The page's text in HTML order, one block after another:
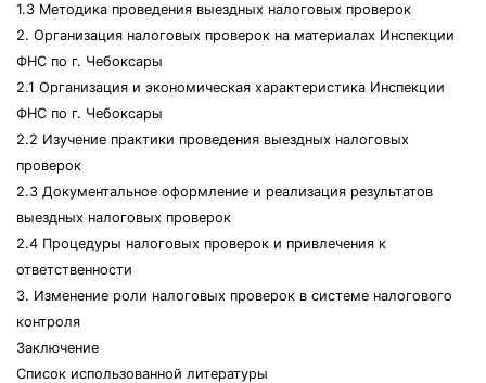
1.3 Методика проведения выездных налоговых проверок
2. Организация налоговых проверок на материалах Инспекции
ФНС по г. Чебоксары
2.1 Организация и экономическая характеристика Инспекции
ФНС по г. Чебоксары
2.2 Изучение практики проведения выездных налоговых
проверок
2.3 Документальное оформление и реализация результатов
выездных налоговых проверок
2.4 Процедуры налоговых проверок и привлечения к
ответственности
3. Изменение роли налоговых проверок в системе налогового
контроля
Заключение
Список использованной литературы